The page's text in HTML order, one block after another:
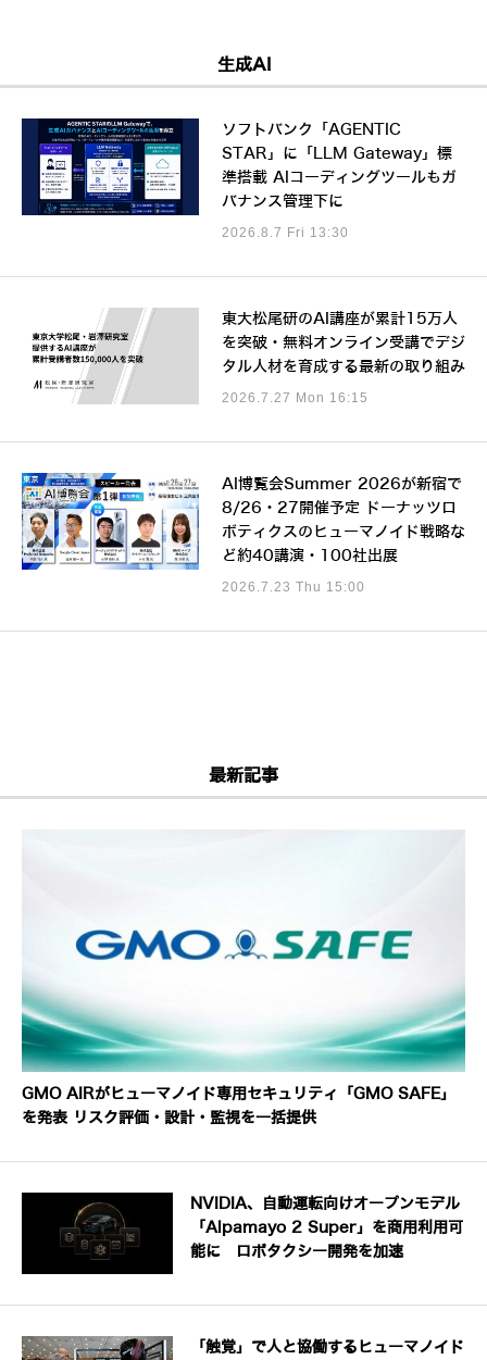
生成AI
ソフトバンク「AGENTIC
STAR」に「LLM Gateway」標
準搭載 AIコーディングツールもガ
バナンス管理下に
2026.8.7 Fri 13:30
東大松尾研のAI講座が累計15万人
を突破・無料オンライン受講でデジ
タル人材を育成する最新の取り組み
2026.7.27 Mon 16:15
AI博覧会Summer 2026が新宿で
8/26・27開催予定 ドーナッツロ
ボティクスのヒューマノイド戦略な
ど約40講演・100社出展
2026.7.23 Thu 15:00
最新記事
GMO AIRがヒューマノイド専用セキュリティ「GMO SAFE」
を発表 リスク評価・設計・監視を一括提供
NVIDIA、自動運転向けオープンモデル
「Alpamayo 2 Super」を商用利用可
能に ロボタクシー開発を加速
「触覚」で人と協働するヒューマノイド